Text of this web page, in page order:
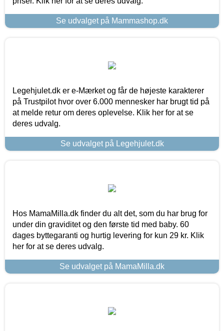
Se udvalget på Mammashop.dk
Legehjulet.dk er e-Mærket og får de højeste karakterer
på Trustpilot hvor over 6.000 mennesker har brugt tid på
at melde retur om deres oplevelse. Klik her for at se
deres udvalg.
Se udvalget på Legehjulet.dk
Hos MamaMilla.dk finder du alt det, som du har brug for
under din graviditet og den første tid med baby. 60
dages byttegaranti og hurtig levering for kun 29 kr. Klik
her for at se deres udvalg.
Se udvalget på MamaMilla.dk